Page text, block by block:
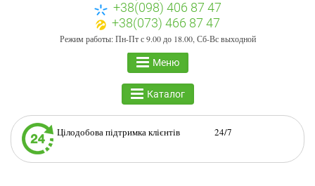
+38(098) 406 87 47
+38(073) 466 87 47
Режим работы: Пн-Пт с 9.00 до 18.00, Сб-Вс выходной
Меню
Каталог
Цілодобова підтримка клієнтів 24/7